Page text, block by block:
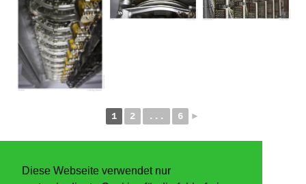
Diese Webseite verwendet nur
1 2 ... 6 ►